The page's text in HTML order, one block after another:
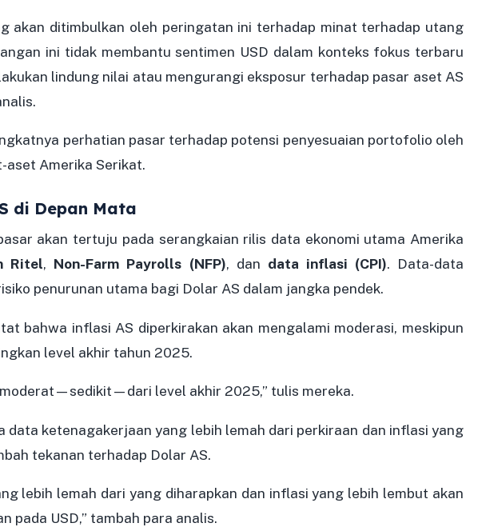
akan ditimbulkan oleh peringatan ini terhadap minat terhadap utang
ini tidak membantu sentimen USD dalam konteks fokus terbaru
lindung nilai atau mengurangi eksposur terhadap pasar aset AS
perhatian pasar terhadap potensi penyesuaian portofolio oleh
Amerika Serikat.
di Depan Mata
akan tertuju pada serangkaian rilis data ekonomi utama Amerika
Ritel, Non-Farm Payrolls (NFP), dan data inflasi (CPI). Data-data
penurunan utama bagi Dolar AS dalam jangka pendek.
bahwa inflasi AS diperkirakan akan mengalami moderasi, meskipun
level akhir tahun 2025.
moderat—sedikit—dari level akhir 2025,” tulis mereka.
data ketenagakerjaan yang lebih lemah dari perkiraan dan inflasi yang
tekanan terhadap Dolar AS.
lebih lemah dari yang diharapkan dan inflasi yang lebih lembut akan
pada USD,” tambah para analis.